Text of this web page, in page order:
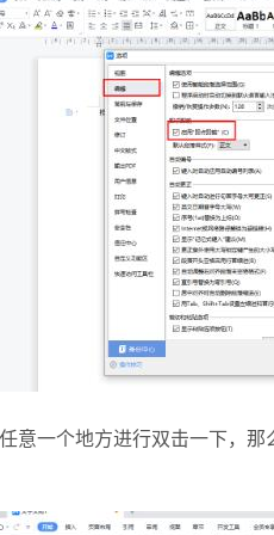
一个地方进行双击一下，那